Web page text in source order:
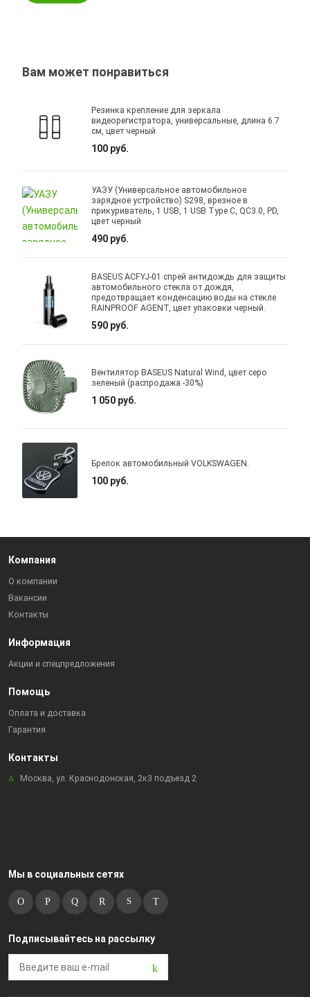
Вам может понравиться
Резинка крепление для зеркала
видеорегистратора, универсальные, длина 6.7
см, цвет черный
100 руб.
УАЗУ (Универсальное автомобильное
зарядное устройство) S298, врезное в
прикуриватель, 1 USB, 1 USB Type C, QC3.0, PD,
цвет черный
490 руб.
BASEUS ACFYJ-01 спрей антидождь для защиты
автомобильного стекла от дождя,
предотвращает конденсацию воды на стекле
RAINPROOF AGENT, цвет упаковки черный.
590 руб.
Вентилятор BASEUS Natural Wind, цвет серо
зеленый (распродажа -30%)
1 050 руб.
Брелок автомобильный VOLKSWAGEN.
100 руб.
Компания
О компании
Вакансии
Контакты
Информация
Акции и спецпредложения
Помощь
Оплата и доставка
Гарантия
Контакты
Москва, ул. Краснодонская, 2к3 подъезд 2
Мы в социальных сетях
Подписывайтесь на рассылку